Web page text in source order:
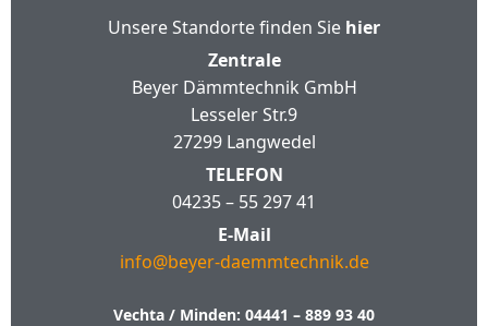
Unsere Standorte finden Sie hier
Zentrale
Beyer Dämmtechnik GmbH
Lesseler Str.9
27299 Langwedel
TELEFON
04235 – 55 297 41
E-Mail
info@beyer-daemmtechnik.de
Vechta / Minden: 04441 – 889 93 40